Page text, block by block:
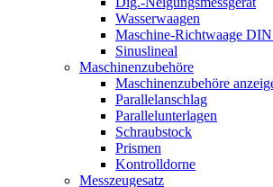
Wasserwaagen
Maschine-Richtwaage
Sinuslineal
Maschinenzubehöre
Maschinenzubehöre
Parallelanschlag
Parallelunterlagen
Schraubstock
Prismen
Kontrolldorne
Messzeugesatz